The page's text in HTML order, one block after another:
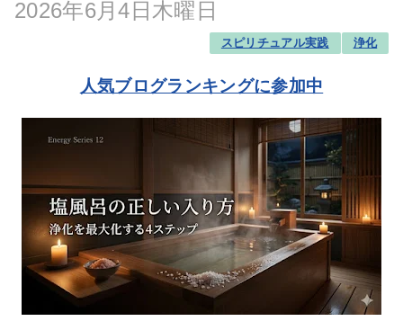
2026年6月4日木曜日
スピリチュアル実践 浄化
人気ブログランキングに参加中